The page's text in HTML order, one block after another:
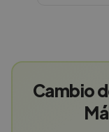
Cambio